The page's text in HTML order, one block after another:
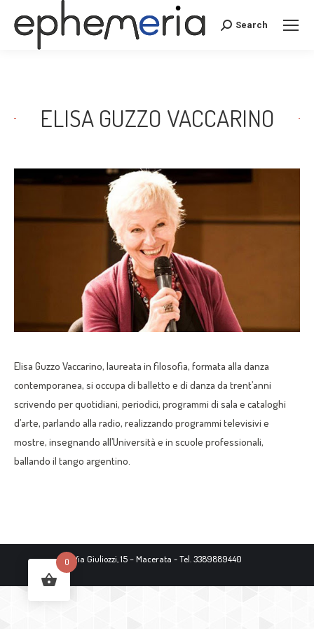
Search:Search
ELISA GUZZO VACCARINO
Elisa Guzzo Vaccarino, laureata in filosofia, formata alla danza
contemporanea, si occupa di balletto e di danza da trent’anni
scrivendo per quotidiani, periodici, programmi di sala e cataloghi
d’arte, parlando alla radio, realizzando programmi televisivi e
mostre, insegnando all’Università e in scuole professionali,
ballando il tango argentino.
Via Giuliozzi, 15 – Macerata - Tel. 3389889440
0